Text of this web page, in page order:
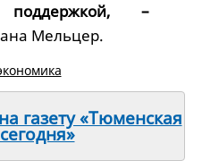
поддержкой, –
Мельцер.
газету «Тюменская